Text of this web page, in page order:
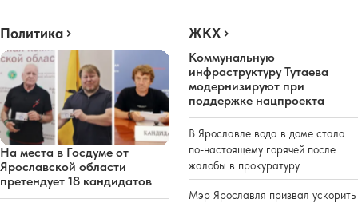
Политика
На места в Госдуме от
Ярославской области
претендует 18 кандидатов
ЖКХ
Коммунальную
инфраструктуру Тутаева
модернизируют при
поддержке нацпроекта
В Ярославле вода в доме стала
по-настоящему горячей после
жалобы в прокуратуру
Мэр Ярославля призвал ускорить